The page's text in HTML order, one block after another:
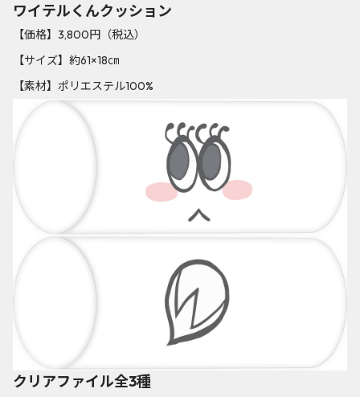
ワイテルくんクッション
【価格】3,800円（税込）
【サイズ】約61×18㎝
【素材】ポリエステル100%
クリアファイル全3種